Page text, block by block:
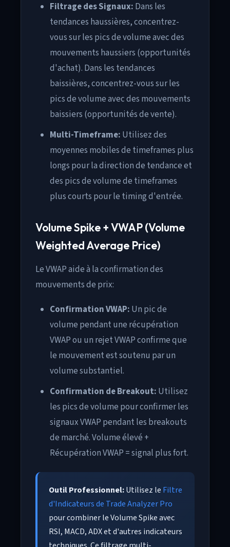
Filtrage des Signaux: Dans les
tendances haussières, concentrez-
vous sur les pics de volume avec des
mouvements haussiers (opportunités
d'achat). Dans les tendances
baissières, concentrez-vous sur les
pics de volume avec des mouvements
baissiers (opportunités de vente).
Multi-Timeframe: Utilisez des
moyennes mobiles de timeframes plus
longs pour la direction de tendance et
des pics de volume de timeframes
plus courts pour le timing d'entrée.
Volume Spike + VWAP (Volume
Weighted Average Price)
Le VWAP aide à la confirmation des
mouvements de prix:
Confirmation VWAP: Un pic de
volume pendant une récupération
VWAP ou un rejet VWAP confirme que
le mouvement est soutenu par un
volume substantiel.
Confirmation de Breakout: Utilisez
les pics de volume pour confirmer les
signaux VWAP pendant les breakouts
de marché. Volume élevé +
Récupération VWAP = signal plus fort.
Outil Professionnel:Utilisez le Filtre
d'Indicateurs de Trade Analyzer Pro
pour combiner le Volume Spike avec
RSI, MACD, ADX et d'autres indicateurs